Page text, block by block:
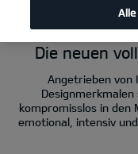
Die neuen
Angetrieben von
kompromisslos in den
emotional, intensiv